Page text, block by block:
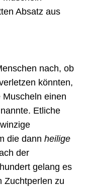
Absatz aus
nach, ob
könnten,
einen
Etliche
die dann heilige
der
gelang es
Zuchtperlen zu